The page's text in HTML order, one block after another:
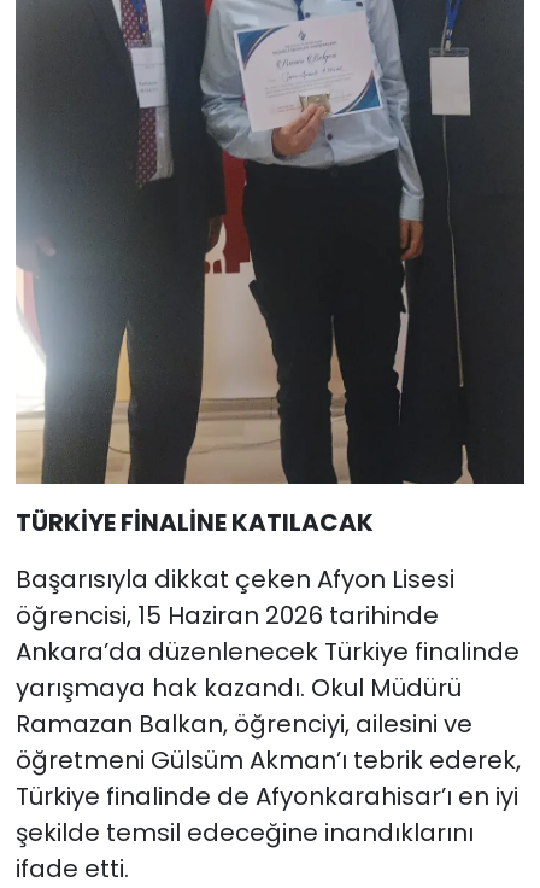
TÜRKİYE FİNALİNE KATILACAK
Başarısıyla dikkat çeken Afyon Lisesi
öğrencisi, 15 Haziran 2026 tarihinde
Ankara’da düzenlenecek Türkiye finalinde
yarışmaya hak kazandı. Okul Müdürü
Ramazan Balkan, öğrenciyi, ailesini ve
öğretmeni Gülsüm Akman’ı tebrik ederek,
Türkiye finalinde de Afyonkarahisar’ı en iyi
şekilde temsil edeceğine inandıklarını
ifade etti.